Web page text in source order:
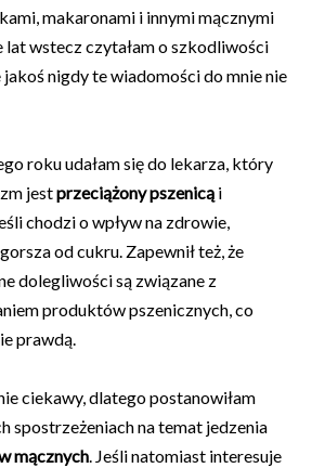
makaronami i innymi mącznymi
lat wstecz czytałam o szkodliwości
jakoś nigdy te wiadomości do mnie nie
roku udałam się do lekarza, który
jestprzeciążony pszenicą i
chodzi o wpływ na zdrowie,
od cukru. Zapewnił też, że
dolegliwości są związane z
produktów pszenicznych, co
prawdą.
ciekawy, dlatego postanowiłam
spostrzeżeniach na temat jedzenia
mącznych. Jeśli natomiast interesuje